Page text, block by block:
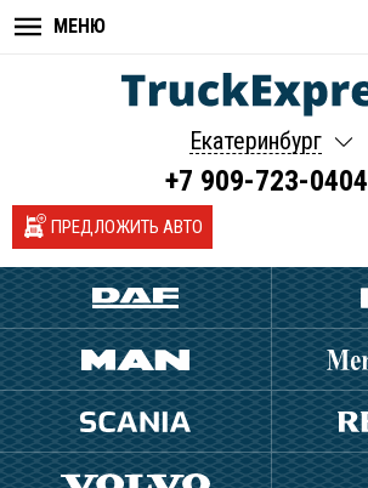
МЕНЮ
Екатеринбург
+7 909-723-0404
ПРЕДЛОЖИТЬ АВТО